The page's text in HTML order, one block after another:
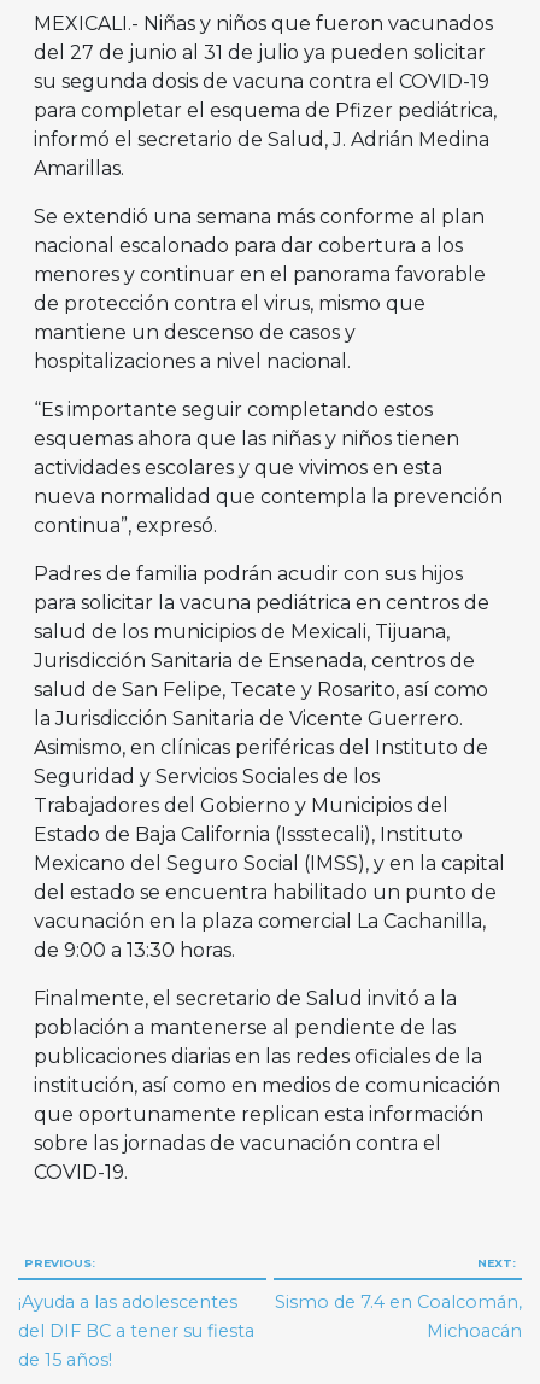
MEXICALI.- Niñas y niños que fueron vacunados
del 27 de junio al 31 de julio ya pueden solicitar
su segunda dosis de vacuna contra el COVID-19
para completar el esquema de Pfizer pediátrica,
informó el secretario de Salud, J. Adrián Medina
Amarillas.
Se extendió una semana más conforme al plan
nacional escalonado para dar cobertura a los
menores y continuar en el panorama favorable
de protección contra el virus, mismo que
mantiene un descenso de casos y
hospitalizaciones a nivel nacional.
“Es importante seguir completando estos
esquemas ahora que las niñas y niños tienen
actividades escolares y que vivimos en esta
nueva normalidad que contempla la prevención
continua”, expresó.
Padres de familia podrán acudir con sus hijos
para solicitar la vacuna pediátrica en centros de
salud de los municipios de Mexicali, Tijuana,
Jurisdicción Sanitaria de Ensenada, centros de
salud de San Felipe, Tecate y Rosarito, así como
la Jurisdicción Sanitaria de Vicente Guerrero.
Asimismo, en clínicas periféricas del Instituto de
Seguridad y Servicios Sociales de los
Trabajadores del Gobierno y Municipios del
Estado de Baja California (Issstecali), Instituto
Mexicano del Seguro Social (IMSS), y en la capital
del estado se encuentra habilitado un punto de
vacunación en la plaza comercial La Cachanilla,
de 9:00 a 13:30 horas.
Finalmente, el secretario de Salud invitó a la
población a mantenerse al pendiente de las
publicaciones diarias en las redes oficiales de la
institución, así como en medios de comunicación
que oportunamente replican esta información
sobre las jornadas de vacunación contra el
COVID-19.
Navegación
de
entradas
PREVIOUS:
¡Ayuda a las adolescentes
del DIF BC a tener su fiesta
de 15 años!
NEXT:
Sismo de 7.4 en Coalcomán,
Michoacán